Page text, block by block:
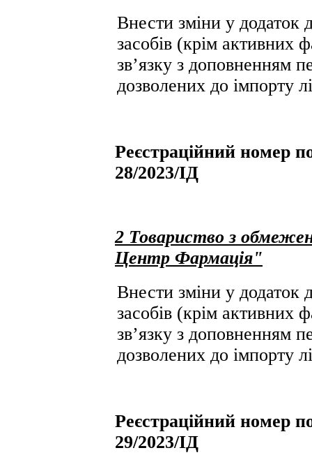
Внести зміни у додаток
засобів (крім активних
зв’язку з доповненням
дозволених до імпорту
Реєстраційний номер
28/2023/ІД
2 Товариство з
Центр Фармація"
Внести зміни у додаток
засобів (крім активних
зв’язку з доповненням
дозволених до імпорту
Реєстраційний номер
29/2023/ІД